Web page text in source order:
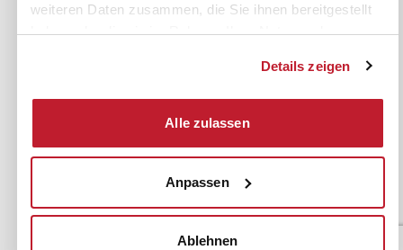
weiteren Daten zusammen, die Sie ihnen bereitgestellt
haben oder die sie im Rahmen Ihrer Nutzung der
Details zeigen
Alle zulassen
Anpassen
Ablehnen
Institut zur Fortbildung von
© 2026
Cookiebot Impressum
AGB